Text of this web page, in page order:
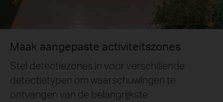
Maak aangepaste activiteitszones
Stel detectiezones in voor verschillende
detectietypen om waarschuwingen te
ontvangen van de belangrijkste